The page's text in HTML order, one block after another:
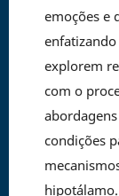
emoções e
explorem
com o
condições
hipotálamo.